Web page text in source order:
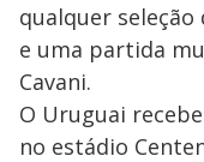
qualquer
e uma partida
Cavani.
O Uruguai
no estádio